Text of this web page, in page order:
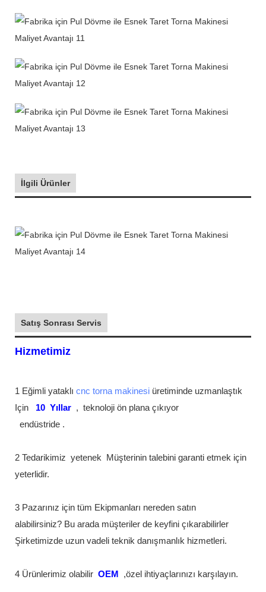
İlgili Ürünler
Satış Sonrası Servis
Hizmetimiz
1 Eğimli yataklı cnc torna makinesi üretiminde uzmanlaştık
Için
10 Yıllar , teknoloji ön plana çıkıyor
endüstride .
2 Tedarikimiz yetenek
Müşterinin talebini garanti etmek için
yeterlidir.
3 Pazarınız için tüm Ekipmanları nereden satın
alabilirsiniz? Bu arada müşteriler de keyfini çıkarabilirler
Şirketimizde uzun vadeli teknik danışmanlık hizmetleri.
4 Ürünlerimiz olabilir OEM ,özel ihtiyaçlarınızı karşılayın.